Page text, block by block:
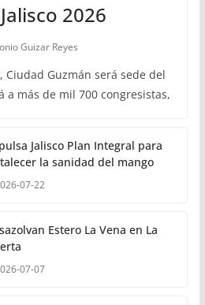
2026
Guizar Reyes
Ciudad Guzmán será sede del
más de mil 700 congresistas,
Jalisco Plan Integral para
la sanidad del mango
07-22
Estero La Vena en La
07-07